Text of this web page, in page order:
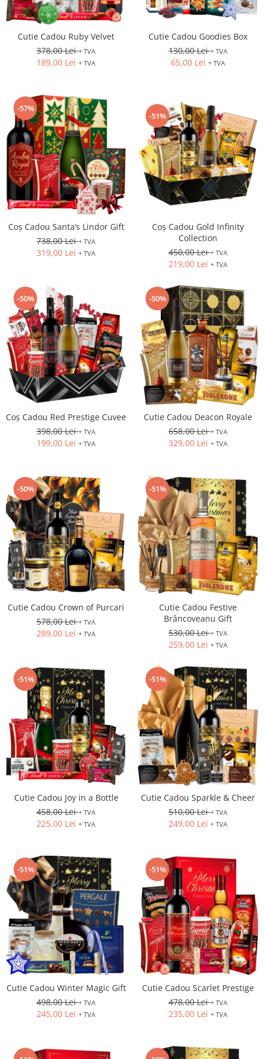
Cutie Cadou Ruby Velvet
378,00 Lei+ TVA
189,00 Lei + TVA
Cutie Cadou Goodies Box
130,00 Lei+ TVA
65,00 Lei + TVA
-57%
Coș Cadou Santa’s Lindor Gift
738,00 Lei+ TVA
319,00 Lei + TVA
-51%
Coș Cadou Gold Infinity
Collection
450,00 Lei+ TVA
219,00 Lei + TVA
-50%
Coș Cadou Red Prestige Cuvee
398,00 Lei+ TVA
199,00 Lei + TVA
-50%
Cutie Cadou Deacon Royale
658,00 Lei+ TVA
329,00 Lei + TVA
-50%
Cutie Cadou Crown of Purcari
578,00 Lei+ TVA
289,00 Lei + TVA
-51%
Cutie Cadou Festive
Brâncoveanu Gift
530,00 Lei+ TVA
259,00 Lei + TVA
-51%
Cutie Cadou Joy in a Bottle
458,00 Lei+ TVA
225,00 Lei + TVA
-51%
Cutie Cadou Sparkle & Cheer
510,00 Lei+ TVA
249,00 Lei + TVA
-51%
Cutie Cadou Winter Magic Gift
498,00 Lei+ TVA
245,00 Lei + TVA
-51%
Cutie Cadou Scarlet Prestige
478,00 Lei+ TVA
235,00 Lei + TVA